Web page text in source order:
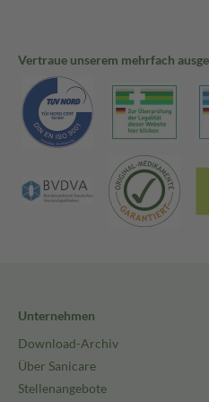
Vertraue unserem mehrfach
Unternehmen
Download-Archiv
Über Sanicare
Stellenangebote